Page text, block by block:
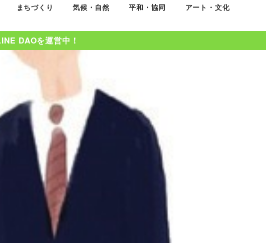
まちづくり 気候・自然 平和・協同 アート・文化
DAOを運営中！